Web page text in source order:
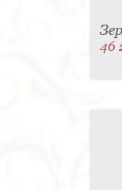
46